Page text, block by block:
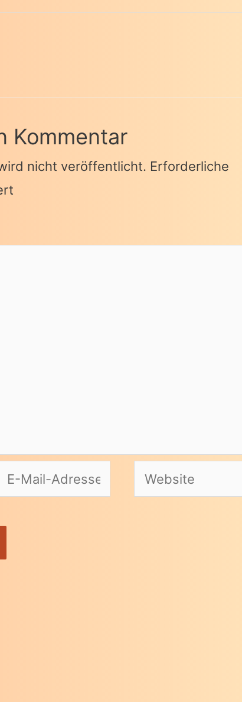
Kommentar
nicht veröffentlicht. Erforderliche
E-
Website